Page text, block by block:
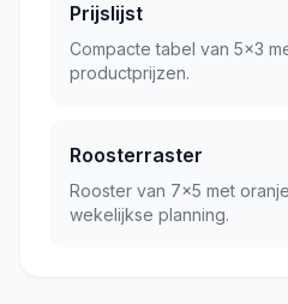
Prijslijst
Compacte tabel van 5x3
productprijzen.
Roosterraster
Rooster van 7x5 met
wekelijkse planning.